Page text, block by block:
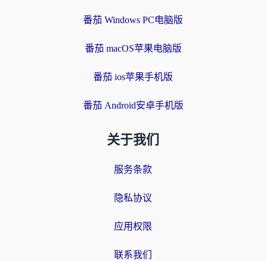
番茄 Windows PC电脑版
番茄 macOS苹果电脑版
番茄 ios苹果手机版
番茄 Android安卓手机版
关于我们
服务条款
隐私协议
应用权限
联系我们